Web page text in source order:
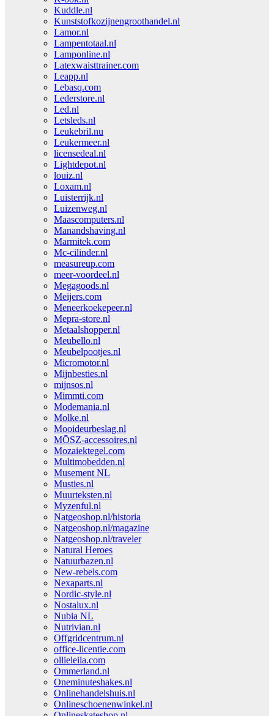
Kuddle.nl
Kunststofkozijnengroothandel.nl
Lamor.nl
Lampentotaal.nl
Lamponline.nl
Latexwaisttrainer.com
Leapp.nl
Lebasq.com
Lederstore.nl
Led.nl
Letsleds.nl
Leukebril.nu
Leukermeer.nl
licensedeal.nl
Lightdepot.nl
louiz.nl
Loxam.nl
Luisterrijk.nl
Luizenweg.nl
Maascomputers.nl
Manandshaving.nl
Marmitek.com
Mc-cilinder.nl
measureup.com
meer-voordeel.nl
Megagoods.nl
Meijers.com
Meneerkoekepeer.nl
Mepra-store.nl
Metaalshopper.nl
Meubello.nl
Meubelpootjes.nl
Micromotor.nl
Mijnbesties.nl
mijnsos.nl
Mimmti.com
Modemania.nl
Molke.nl
Mooideurbeslag.nl
MŌSZ-accessoires.nl
Mozaiektegel.com
Multimobedden.nl
Musement NL
Musties.nl
Muurteksten.nl
Myzenful.nl
Natgeoshop.nl/historia
Natgeoshop.nl/magazine
Natgeoshop.nl/traveler
Natural Heroes
Natuurbazen.nl
New-rebels.com
Nexaparts.nl
Nordic-style.nl
Nostalux.nl
Nubia NL
Nutrivian.nl
Offgridcentrum.nl
office-licentie.com
ollieleila.com
Ommerland.nl
Oneminuteshakes.nl
Onlinehandelshuis.nl
Onlineschoenenwinkel.nl